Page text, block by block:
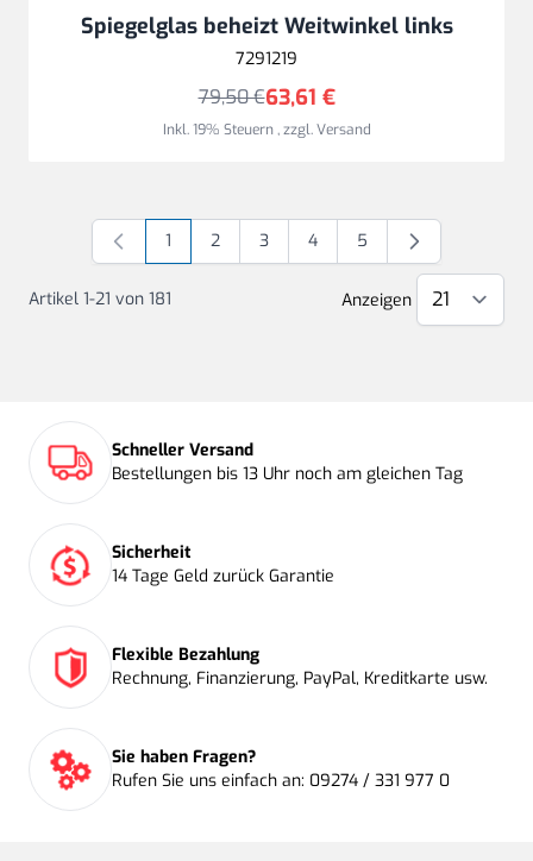
Spiegelglas beheizt Weitwinkel links
7291219
63,61 €
79,50 €
Inkl. 19% Steuern,zzgl.Versand
Artikel 1-21 von 181
Sie lesen gerade Seite
1 Seite
2 Seite
3 Seite
4 Seite
5
Anzeigen
Schneller Versand
Bestellungen bis 13 Uhr noch am gleichen Tag
Sicherheit
14 Tage Geld zurück Garantie
Flexible Bezahlung
Rechnung, Finanzierung, PayPal, Kreditkarte usw.
Sie haben Fragen?
Rufen Sie uns einfach an: 09274 / 331 977 0